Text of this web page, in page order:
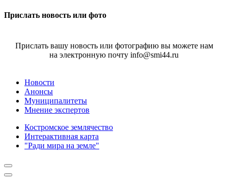
Прислать новость или фото
Прислать вашу новость или фотографию вы можете нам
на электронную почту info@smi44.ru
Новости
Анонсы
Муниципалитеты
Мнение экспертов
Костромское землячество
Интерактивная карта
"Ради мира на земле"